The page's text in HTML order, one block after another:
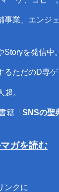
事業、エンジ
を発信中。
るただのD専
。
籍「SNSの聖
ガを読む
ンクに